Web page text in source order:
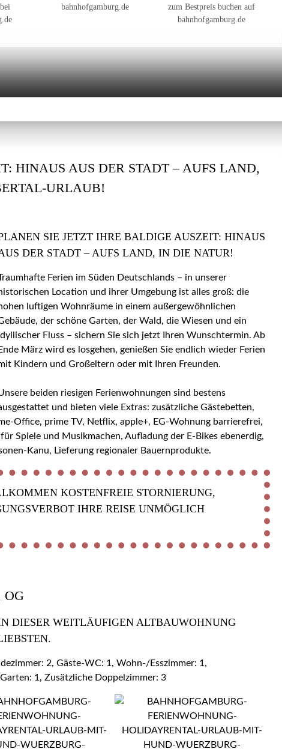
bahnhofgamburg.de
zum Bestpreis buchen auf
bahnhofgamburg.de
HINAUS AUS DER STADT – AUFS LAND,
URLAUB!
SIE JETZT IHRE BALDIGE AUSZEIT: HINAUS
DER STADT – AUFS LAND, IN DIE NATUR!
Ferien im Süden Deutschlands – in unserer
Location und ihrer Umgebung ist alles groß: die
luftigen Wohnräume in einem außergewöhnlichen
der schöne Garten, der Wald, die Wiesen und ein
Fluss – sichern Sie sich jetzt Ihren Wunschtermin. Ab
Ende März wird es losgehen, genießen Sie endlich wieder Ferien
Kindern und Großeltern oder mit Ihren Freunden.
beiden riesigen Ferienwohnungen sind bestens
und bieten viele Extras: zusätzliche Gästebetten,
Office, prime TV, Netflix, apple+, EG-Wohnung barrierefrei,
Spiele und Musikmachen, Aufladung der E-Bikes ebenerdig,
Kanu, Lieferung regionaler Bauernprodukte.
KOSTENFREIE STORNIERUNG,
IHRE REISE UNMÖGLICH
OG
DIESER WEITLÄUFIGEN ALTBAUWOHNUNG Z
2, Gäste-WC: 1, Wohn-/Esszimmer: 1,
1, Zusätzliche Doppelzimmer: 3